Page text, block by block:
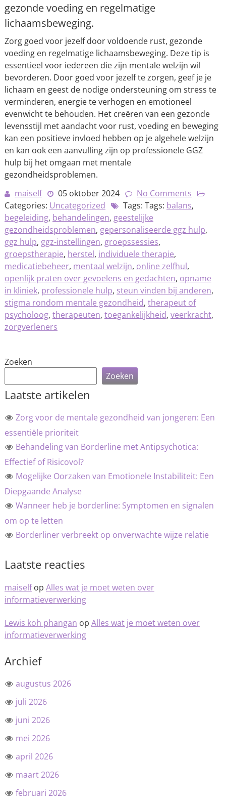
gezonde voeding en regelmatige
lichaamsbeweging.
Zorg goed voor jezelf door voldoende rust, gezonde
voeding en regelmatige lichaamsbeweging. Deze tip is
essentieel voor iedereen die zijn mentale welzijn wil
bevorderen. Door goed voor jezelf te zorgen, geef je je
lichaam en geest de nodige ondersteuning om stress te
verminderen, energie te verhogen en emotioneel
evenwicht te behouden. Het creëren van een gezonde
levensstijl met aandacht voor rust, voeding en beweging
kan een positieve invloed hebben op je algehele welzijn
en kan ook een aanvulling zijn op professionele GGZ
hulp bij het omgaan met mentale
gezondheidsproblemen.
maiself
05 oktober 2024
No Comments
Categories: Uncategorized Tags: Tags: balans,
begeleiding, behandelingen, geestelijke
gezondheidsproblemen, gepersonaliseerde ggz hulp,
ggz hulp, ggz-instellingen, groepssessies,
groepstherapie, herstel, individuele therapie,
medicatiebeheer, mentaal welzijn, online zelfhul,
openlijk praten over gevoelens en gedachten, opname
in kliniek, professionele hulp, steun vinden bij anderen,
stigma rondom mentale gezondheid, therapeut of
psycholoog, therapeuten, toegankelijkheid, veerkracht,
zorgverleners
Zoeken
Zoeken
Laatste artikelen
Zorg voor de mentale gezondheid van jongeren: Een
essentiële prioriteit
Behandeling van Borderline met Antipsychotica:
Effectief of Risicovol?
Mogelijke Oorzaken van Emotionele Instabiliteit: Een
Diepgaande Analyse
Wanneer heb je borderline: Symptomen en signalen
om op te letten
Borderliner verbreekt op onverwachte wijze relatie
Laatste reacties
maiselfop Alles wat je moet weten over
informatieverwerking
Lewis koh phangan op Alles wat je moet weten over
informatieverwerking
Archief
augustus 2026
juli 2026
juni 2026
mei 2026
april 2026
maart 2026
februari 2026